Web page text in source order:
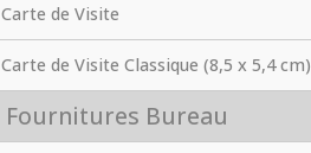
Carte de Visite
Carte de Visite Classique (8,5 x 5,4 cm)
Fournitures Bureau